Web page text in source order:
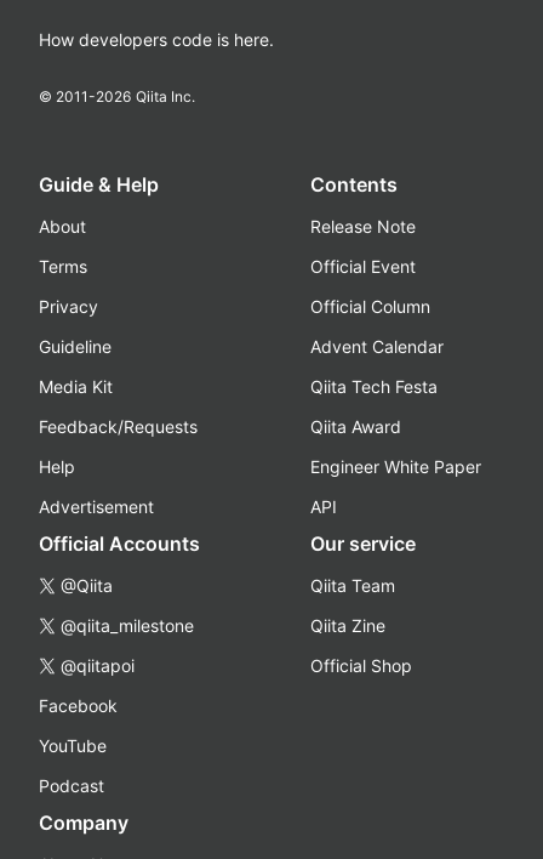
How developers code is here.
© 2011-2026 Qiita Inc.
Guide & Help
About
Terms
Privacy
Guideline
Media Kit
Feedback/Requests
Help
Advertisement
Contents
Release Note
Official Event
Official Column
Advent Calendar
Qiita Tech Festa
Qiita Award
Engineer White Paper
API
Official Accounts
@Qiita
@qiita_milestone
@qiitapoi
Facebook
YouTube
Podcast
Our service
Qiita Team
Qiita Zine
Official Shop
Company